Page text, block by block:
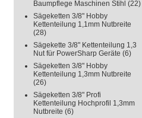
Baumpflege Maschinen Stihl (22)
Sägeketten 3/8" Hobby
Kettenteilung 1,1mm Nutbreite
(28)
Sägekette 3/8" Kettenteilung 1,3
Nut für PowerSharp Geräte (6)
Sägeketten 3/8" Hobby
Kettenteilung 1,3mm Nutbreite
(26)
Sägeketten 3/8" Profi
Kettenteilung Hochprofil 1,3mm
Nutbreite (6)